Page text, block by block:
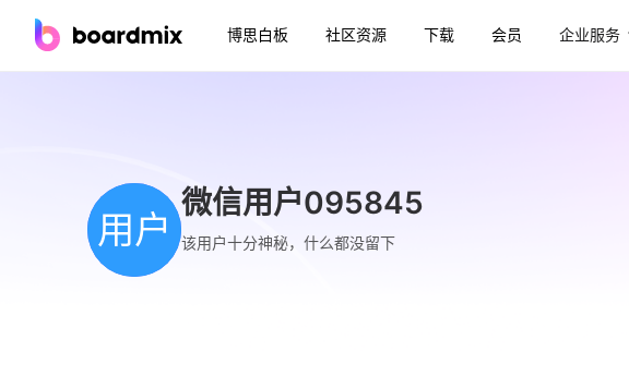
博思白板 社区资源 下载 会员 企业服务
用户
微信用户095845
该用户十分神秘，什么都没留下